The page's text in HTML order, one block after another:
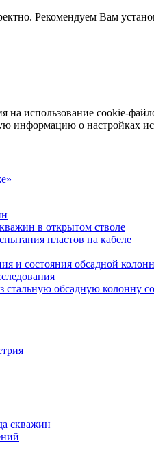
Рекомендуем Вам
использование cookie-
информацию о настройках
в открытом стволе
пластов на кабеле
и состояния обсадной
стальную обсадную колонну
скважин